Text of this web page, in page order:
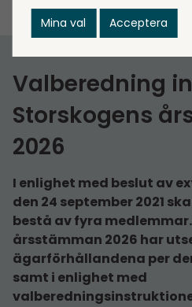
Valberedning
Storskogens
2026
I enlighet med beslut av
den 24 september 2021
bestå av fyra
årsstämman 2026 har
ägarförhållandena per
samt i enlighet med
Mina val Acceptera